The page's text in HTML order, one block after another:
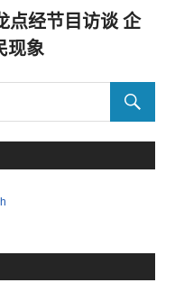
点经节目访谈 企
现象